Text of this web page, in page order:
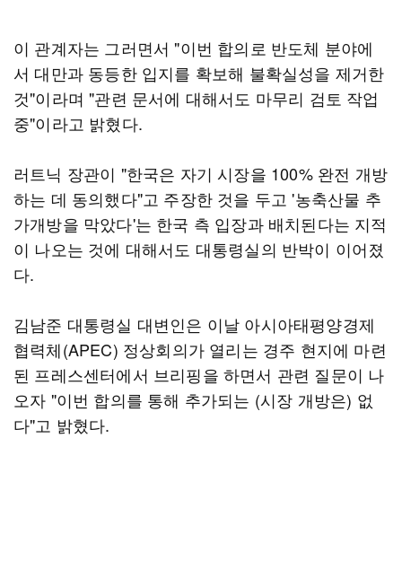
이 관계자는 그러면서 "이번 합의로 반도체 분야에
서 대만과 동등한 입지를 확보해 불확실성을 제거한
것"이라며 "관련 문서에 대해서도 마무리 검토 작업
중"이라고 밝혔다.
러트닉 장관이 "한국은 자기 시장을 100% 완전 개방
하는 데 동의했다"고 주장한 것을 두고 '농축산물 추
가개방을 막았다'는 한국 측 입장과 배치된다는 지적
이 나오는 것에 대해서도 대통령실의 반박이 이어졌
다.
김남준 대통령실 대변인은 이날 아시아태평양경제
협력체(APEC) 정상회의가 열리는 경주 현지에 마련
된 프레스센터에서 브리핑을 하면서 관련 질문이 나
오자 "이번 합의를 통해 추가되는 (시장 개방은) 없
다"고 밝혔다.